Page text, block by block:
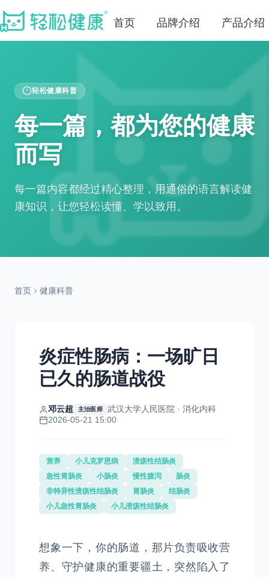
首页 品牌介绍 产品介绍
轻松健康科普
每一篇，都为您的健康
而写
每一篇内容都经过精心整理，用通俗的语言解读健
康知识，让您轻松读懂、学以致用。
首页 健康科普
炎症性肠病：一场旷日
已久的肠道战役
邓云超 主治医师
武汉大学人民医院 · 消化内科
2026-05-21 15:00
营养 小儿克罗恩病
溃疡性结肠炎
急性胃肠炎
小肠炎 慢性腹泻
肠炎
非特异性溃疡性结肠炎
胃肠炎
结肠炎
小儿急性胃肠炎
小儿溃疡性结肠炎
想象一下，你的肠道，那片负责吸收营
养、守护健康的重要疆土，突然陷入了